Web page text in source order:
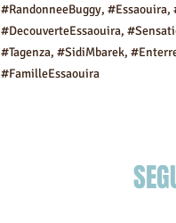
#RandonneeBuggy,
#DecouverteEssaouira,
#Tagenza, #SidiMbarek,
#FamilleEssaouira